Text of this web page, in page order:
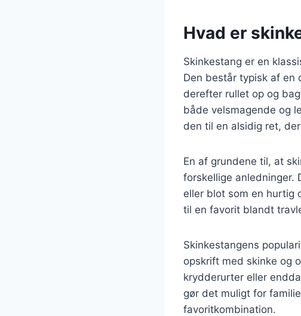
Hvad er
Skinkestang er en
Den består typisk af en
derefter rullet op og
både velsmagende og
den til en alsidig ret,
En af grundene til, at
forskellige anledninger.
eller blot som en hurtig
til en favorit blandt
Skinkestangens
opskrift med skinke og
krydderurter eller
gør det muligt for
favoritkombination.